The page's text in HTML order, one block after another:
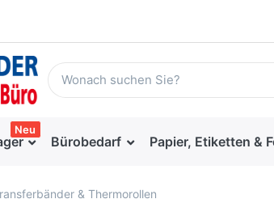
Neu
Bürobedarf Papier, Etiketten &
& Thermorollen